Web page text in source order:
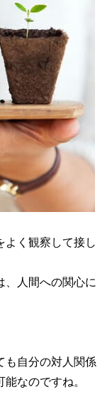
よく観察して接し
、人間への関心に
も自分の対人関係
なのですね。